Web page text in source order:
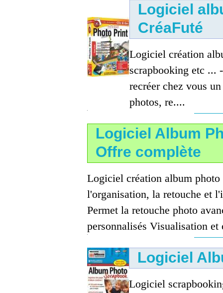
Logiciel
CréaFuté
Logiciel création
scrapbooking etc ...
recréer chez vous
photos, re....
Logiciel Album
Offre complète
Logiciel création album
l'organisation, la retouche et
Permet la retouche photo
personnalisés Visualisation et
Logiciel
Logiciel